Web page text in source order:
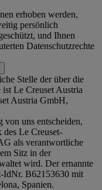
erhoben werden,
persönlich
und Ihnen
Datenschutzrechte
Stelle der über die
ist Le Creuset Austria
Austria GmbH,
von uns entscheiden,
des Le Creuset-
als verantwortliche
Sitz in der
wird. Der ernannte
IdNr. B62153630 mit
Spanien.